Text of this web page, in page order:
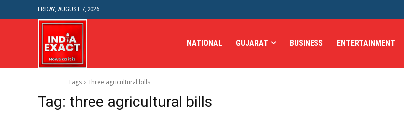
FRIDAY, AUGUST 7, 2026
NATIONAL GUJARAT BUSINESS ENTERTAINMENT
Tags Three agricultural bills
Tag: three agricultural bills